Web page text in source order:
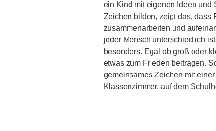
ein Kind mit eigenen Ideen und
Zeichen bilden, zeigt das, dass
zusammenarbeiten und
jeder Mensch unterschiedlich
besonders. Egal ob groß oder
etwas zum Frieden beitragen.
gemeinsames Zeichen mit
Klassenzimmer, auf dem